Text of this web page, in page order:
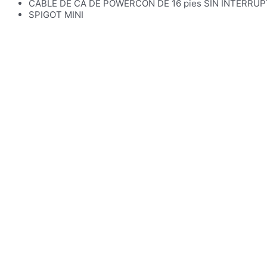
CABLE DE CA DE POWERCON DE 16 pies SIN
SPIGOT MINI